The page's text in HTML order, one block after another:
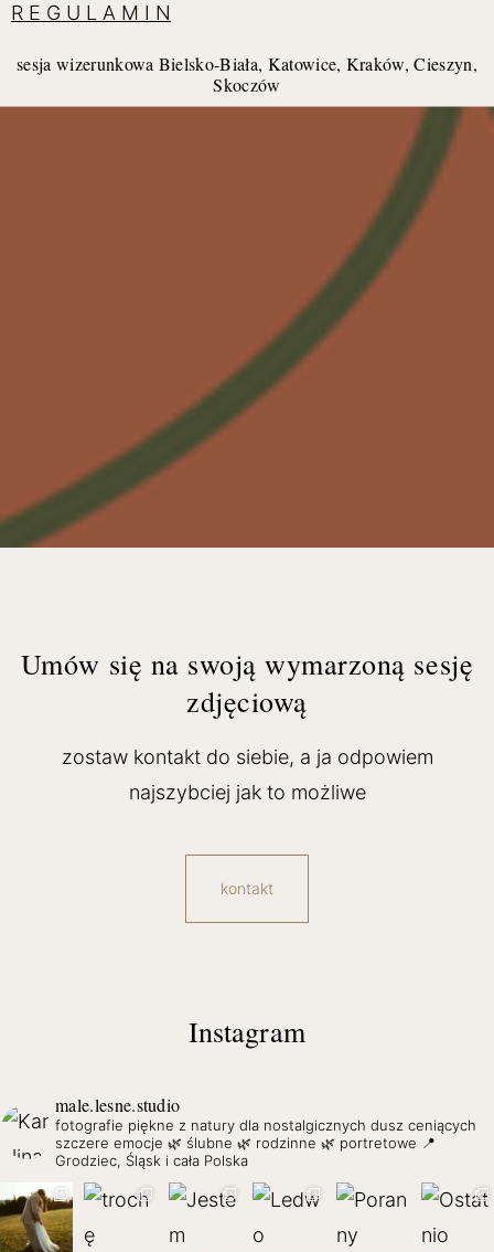
R E G U L A M I N
sesja wizerunkowa Bielsko-Biała, Katowice, Kraków, Cieszyn,
Skoczów
Umów się na swoją wymarzoną sesję
zdjęciową
zostaw kontakt do siebie, a ja odpowiem
najszybciej jak to możliwe
kontakt
Instagram
male.lesne.studio
fotografie piękne z natury dla nostalgicznych dusz ceniących
szczere emocje 🌿 ślubne 🌿 rodzinne 🌿 portretowe 📍
Grodziec, Śląsk i cała Polska